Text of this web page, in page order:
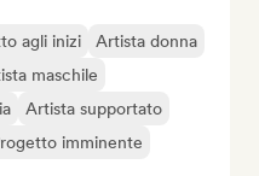
agli inizi
Artista donna
maschile
Artista supportato
imminente